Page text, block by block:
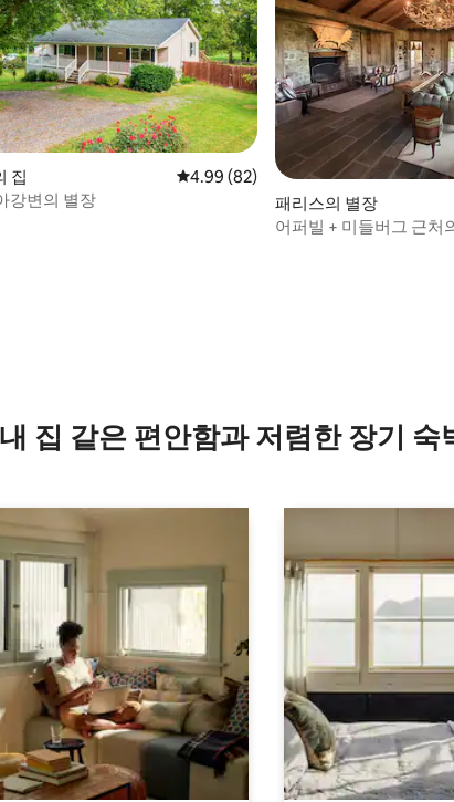
후기 67개
집 평점 4.99점(5점 만점), 후기 82개
4.99 (82)
강변의 별장
패리스의 별장
어퍼빌 + 미들버그 근처
내 집 같은 편안함과 저렴한 장기 숙